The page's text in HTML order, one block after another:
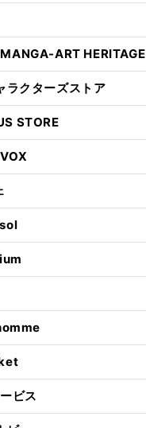
ART HERITAGE
ラクターズストア
STORE
ビス